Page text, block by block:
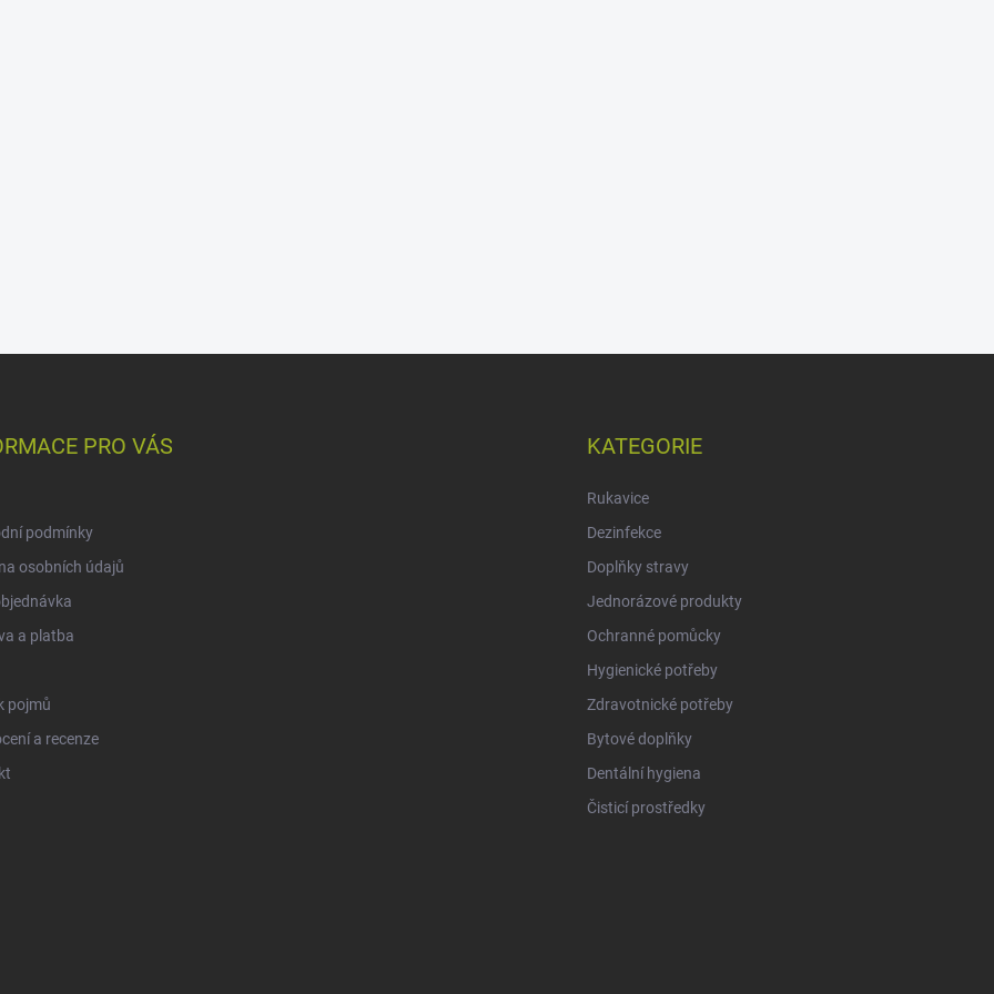
PRO VÁS
podmínky
osobních údajů
a platba
pojmů
a recenze
KATEGORIE
Rukavice
Dezinfekce
Doplňky stravy
Jednorázové produkty
Ochranné pomůcky
Hygienické potřeby
Zdravotnické potřeby
Bytové doplňky
Dentální hygiena
Čisticí prostředky